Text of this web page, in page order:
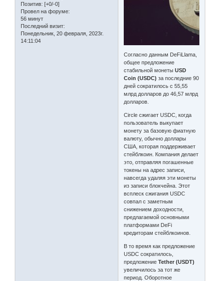
Позитив: [+0/-0]
Провел на форуме:
56 минут
Последний визит:
Понедельник, 20 февраля, 2023г.
14:11:04
Согласно данным DeFiLlama,
общее предложение
стабильной монетыUSD
Coin (USDC) за последние 90
дней сократилось с 55,55
млрд долларов до 46,57 млрд
долларов.
Circle сжигает USDC, когда
пользователь выкупает
монету за базовую фиатную
валюту, обычно доллары
США, которая поддерживает
стейблкоин. Компания делает
это, отправляя погашенные
токены на адрес записи,
навсегда удаляя эти монеты
из записи блокчейна. Этот
всплеск сжигания USDC
совпал с заметным
снижением доходности,
предлагаемой основными
платформами DeFi
кредиторам стейблкоинов.
В то время как предложение
USDC сократилось,
предложениеTether (USDT)
увеличилось за тот же
период. Оборотное